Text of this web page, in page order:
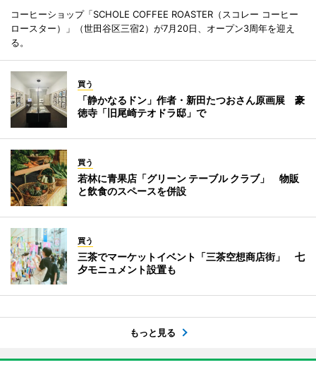
コーヒーショップ「SCHOLE COFFEE ROASTER（スコレー コーヒー
ロースター）」（世田谷区三宿2）が7月20日、オープン3周年を迎え
る。
買う
「静かなるドン」作者・新田たつおさん原画展 豪
徳寺「旧尾崎テオドラ邸」で
買う
若林に青果店「グリーン テーブル クラブ」 物販
と飲食のスペースを併設
買う
三茶でマーケットイベント「三茶空想商店街」 七
夕モニュメント設置も
もっと見る